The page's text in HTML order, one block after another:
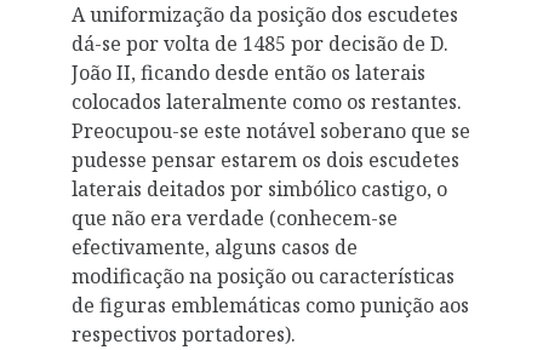
A uniformização da posição dos escudetes
dá-se por volta de 1485 por decisão de D.
João II, ficando desde então os laterais
colocados lateralmente como os restantes.
Preocupou-se este notável soberano que se
pudesse pensar estarem os dois escudetes
laterais deitados por simbólico castigo, o
que não era verdade (conhecem-se
efectivamente, alguns casos de
modificação na posição ou características
de figuras emblemáticas como punição aos
respectivos portadores).